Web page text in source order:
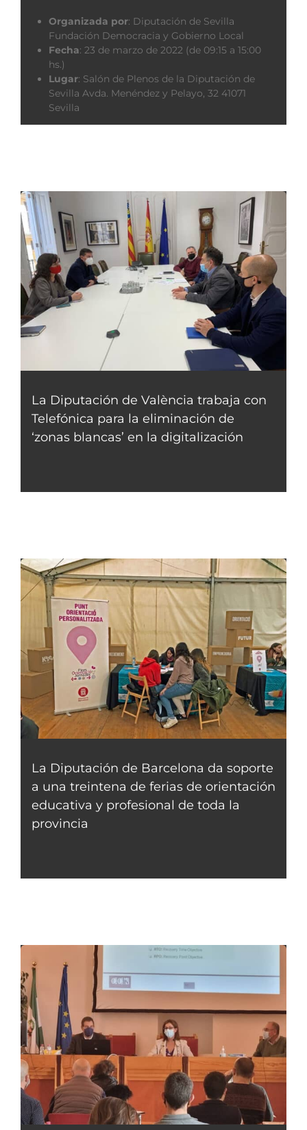
Organizada por: Diputación de Sevilla
Fundación Democracia y Gobierno Local
Fecha: 23 de marzo de 2022 (de 09:15 a 15:00
hs.)
Lugar: Salón de Plenos de la Diputación de
Sevilla Avda. Menéndez y Pelayo, 32 41071
Sevilla
La Diputación de València trabaja con
Telefónica para la eliminación de
‘zonas blancas’ en la digitalización
La Diputación de Barcelona da soporte
a una treintena de ferias de orientación
educativa y profesional de toda la
provincia